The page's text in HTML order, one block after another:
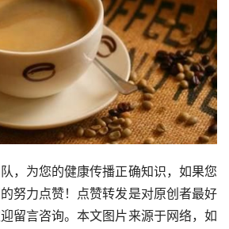
，为您的健康传播正确知识，如果您
努力点赞！点赞转发是对原创者最好
留言咨询。本文图片来源于网络，如